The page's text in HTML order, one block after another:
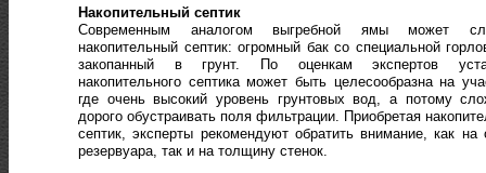
Накопительный септик
Современным аналогом выгребной ямы может
накопительный септик: огромный бак со специальной
закопанный в грунт. По оценкам экспертов
накопительного септика может быть целесообразна на
где очень высокий уровень грунтовых вод, а потому
дорого обустраивать поля фильтрации. Приобретая
септик, эксперты рекомендуют обратить внимание, как на
резервуара, так и на толщину стенок.